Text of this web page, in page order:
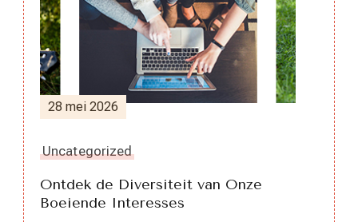
28 mei 2026
Uncategorized
Ontdek de Diversiteit van Onze
Boeiende Interesses